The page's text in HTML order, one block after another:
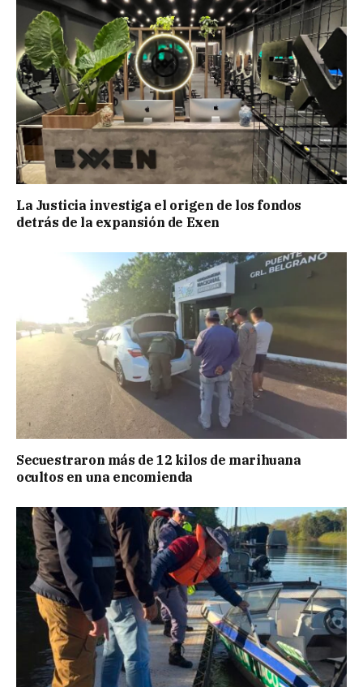
La Justicia investiga el origen de los fondos
detrás de la expansión de Exen
Secuestraron más de 12 kilos de marihuana
ocultos en una encomienda